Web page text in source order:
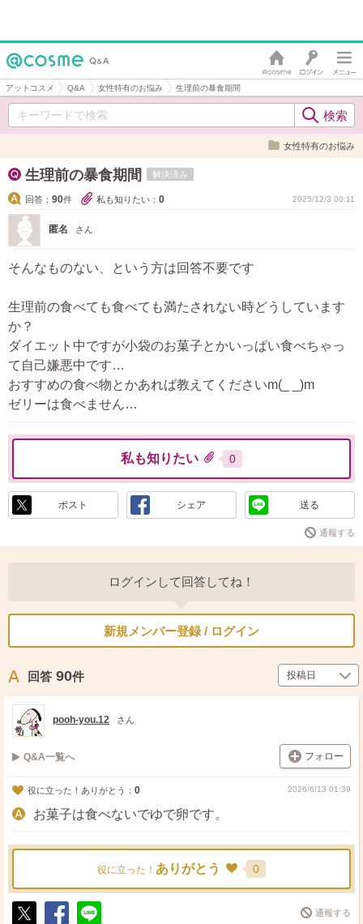
アットコスメ Q&A 女性特有のお悩み 生理前の暴食期間
女性特有のお悩み
生理前の暴食期間 解決済み
回答： 90件 私も知りたい： 0 2025/12/3 00:11
匿名 さん
そんなものない、という方は回答不要です
生理前の食べても食べても満たされない時どうしています
か？
ダイエット中ですが小袋のお菓子とかいっぱい食べちゃっ
て自己嫌悪中です…
おすすめの食べ物とかあれば教えてくださいm(_ _)m
ゼリーは食べません…
私も知りたい 0
ポスト シェア 送る
通報する
ログインして回答してね！
新規メンバー登録 / ログイン
回答 90件
pooh-you.12 さん
Q&A一覧へ フォロー
役に立った！ありがとう： 0 2026/6/13 01:39
お菓子は食べないでゆで卵です。
役に立った！ ありがとう 0
通報する